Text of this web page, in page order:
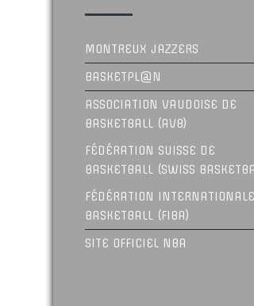
MONTREUX JAZZERS
BASKETPL@N
ASSOCIATION VAUDOISE DE
BASKETBALL (AVB)
FÉDÉRATION SUISSE DE
BASKETBALL (SWISS
FÉDÉRATION
BASKETBALL (FIBA)
SITE OFFICIEL NBA